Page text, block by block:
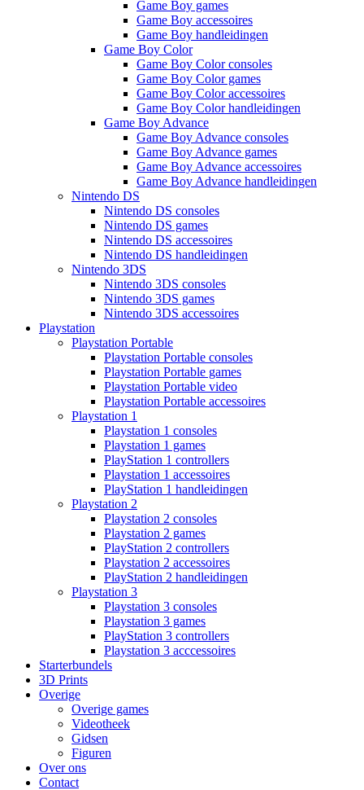
Game Boy games
Game Boy accessoires
Game Boy handleidingen
Game Boy Color
Game Boy Color consoles
Game Boy Color games
Game Boy Color accessoires
Game Boy Color handleidingen
Game Boy Advance
Game Boy Advance consoles
Game Boy Advance games
Game Boy Advance accessoires
Game Boy Advance handleidingen
Nintendo DS
Nintendo DS consoles
Nintendo DS games
Nintendo DS accessoires
Nintendo DS handleidingen
Nintendo 3DS
Nintendo 3DS consoles
Nintendo 3DS games
Nintendo 3DS accessoires
Playstation
Playstation Portable
Playstation Portable consoles
Playstation Portable games
Playstation Portable video
Playstation Portable accessoires
Playstation 1
Playstation 1 consoles
Playstation 1 games
PlayStation 1 controllers
Playstation 1 accessoires
PlayStation 1 handleidingen
Playstation 2
Playstation 2 consoles
Playstation 2 games
PlayStation 2 controllers
Playstation 2 accessoires
PlayStation 2 handleidingen
Playstation 3
Playstation 3 consoles
Playstation 3 games
PlayStation 3 controllers
Playstation 3 acccessoires
Starterbundels
3D Prints
Overige
Overige games
Videotheek
Gidsen
Figuren
Over ons
Contact